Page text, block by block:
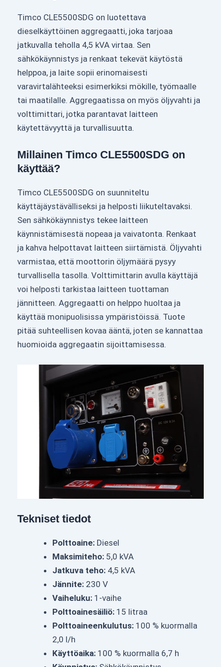
Timco CLE5500SDG on luotettava
dieselkäyttöinen aggregaatti, joka tarjoaa
jatkuvalla teholla 4,5 kVA virtaa. Sen
sähkökäynnistys ja renkaat tekevät käytöstä
helppoa, ja laite sopii erinomaisesti
varavirtalähteeksi esimerkiksi mökille, työmaalle
tai maatilalle. Aggregaatissa on myös öljyvahti ja
volttimittari, jotka parantavat laitteen
käytettävyyttä ja turvallisuutta.
Millainen Timco CLE5500SDG on
käyttää?
Timco CLE5500SDG on suunniteltu
käyttäjäystävälliseksi ja helposti liikuteltavaksi.
Sen sähkökäynnistys tekee laitteen
käynnistämisestä nopeaa ja vaivatonta. Renkaat
ja kahva helpottavat laitteen siirtämistä. Öljyvahti
varmistaa, että moottorin öljymäärä pysyy
turvallisella tasolla. Volttimittarin avulla käyttäjä
voi helposti tarkistaa laitteen tuottaman
jännitteen. Aggregaatti on helppo huoltaa ja
käyttää monipuolisissa ympäristöissä. Tuote
pitää suhteellisen kovaa ääntä, joten se kannattaa
huomioida aggregaatin sijoittamisessa.
Tekniset tiedot
Polttoaine: Diesel
Maksimiteho: 5,0 kVA
Jatkuva teho: 4,5 kVA
Jännite: 230 V
Vaiheluku: 1-vaihe
Polttoainesäiliö: 15 litraa
Polttoaineenkulutus: 100 % kuormalla
2,0 l/h
Käyttöaika: 100 % kuormalla 6,7 h